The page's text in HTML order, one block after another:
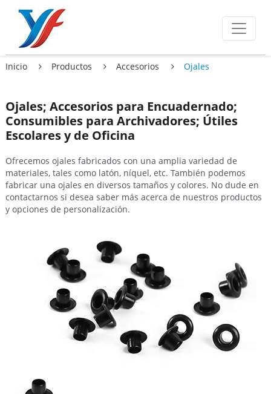
Inicio Productos Accesorios Ojales
Ojales; Accesorios para Encuadernado;
Consumibles para Archivadores; Útiles
Escolares y de Oficina
Ofrecemos ojales fabricados con una amplia variedad de
materiales, tales como latón, níquel, etc. También podemos
fabricar una ojales en diversos tamaños y colores. No dude en
contactarnos si desea saber más acerca de nuestros productos
y opciones de personalización.